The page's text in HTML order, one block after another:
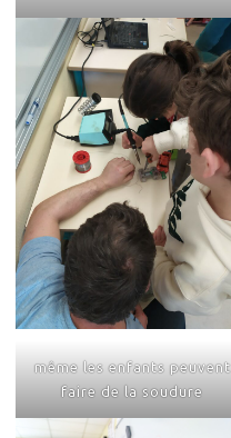
même les enfants peuvent
faire de la soudure